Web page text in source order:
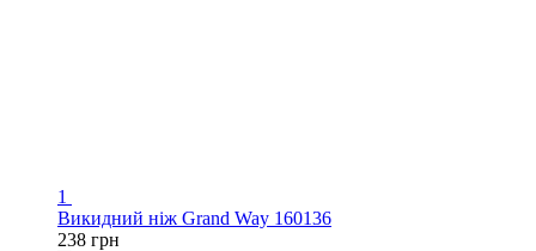
1
Викидний ніж Grand Way 160136
238 грн